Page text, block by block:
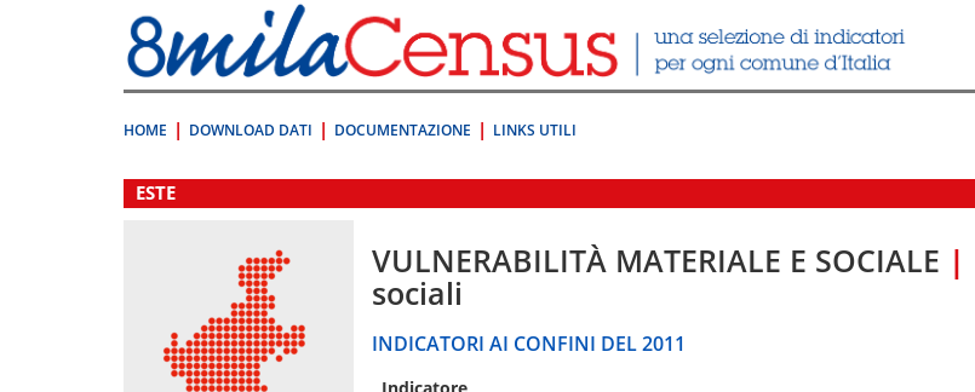
direttamente
a:
Contenuto
HOME DOWNLOAD DATI DOCUMENTAZIONE LINKS UTILI
.
ESTE
VULNERABILITÀ MATERIALE E SOCIALE |
sociali
INDICATORI AI CONFINI DEL 2011
Indicatore